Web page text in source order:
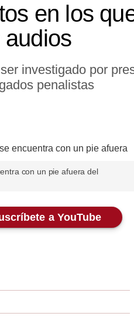
en los
audios
investigado por
penalistas
con un pie afuera del
a YouTube